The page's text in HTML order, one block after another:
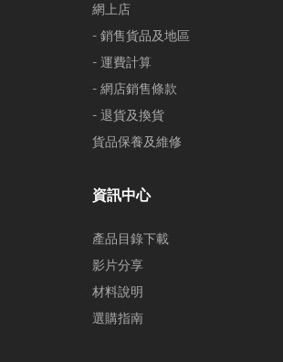
網上店
- 銷售貨品及地區
- 運費計算
- 網店銷售條款
- 退貨及換貨
貨品保養及維修
資訊中心
產品目錄下載
影片分享
材料說明
選購指南